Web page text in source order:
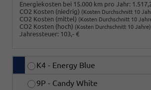
Energiekosten bei 15.000 km pro Jahr:
CO2 Kosten (niedrig) (Kosten Durchschnitt 10
CO2 Kosten (mittel) (Kosten Durchschnitt 10
CO2 Kosten (hoch) (Kosten Durchschnitt 10 Jahre)
Jahressteuer: 103,- €
K4 - Energy Blue
9P - Candy White